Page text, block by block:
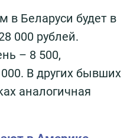
в Беларуси будет в
000 рублей.
– 8 500,
В других бывших
аналогичная